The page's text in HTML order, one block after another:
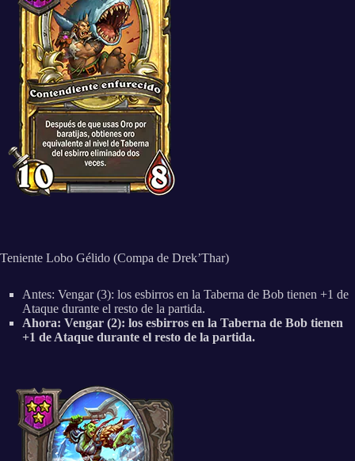
Teniente Lobo Gélido (Compa de Drek’Thar)
Antes: Vengar (3): los esbirros en la Taberna de Bob tienen +1 de
Ataque durante el resto de la partida.
Ahora: Vengar (2): los esbirros en la Taberna de Bob tienen
+1 de Ataque durante el resto de la partida.